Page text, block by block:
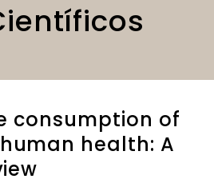
consumption of
health: A